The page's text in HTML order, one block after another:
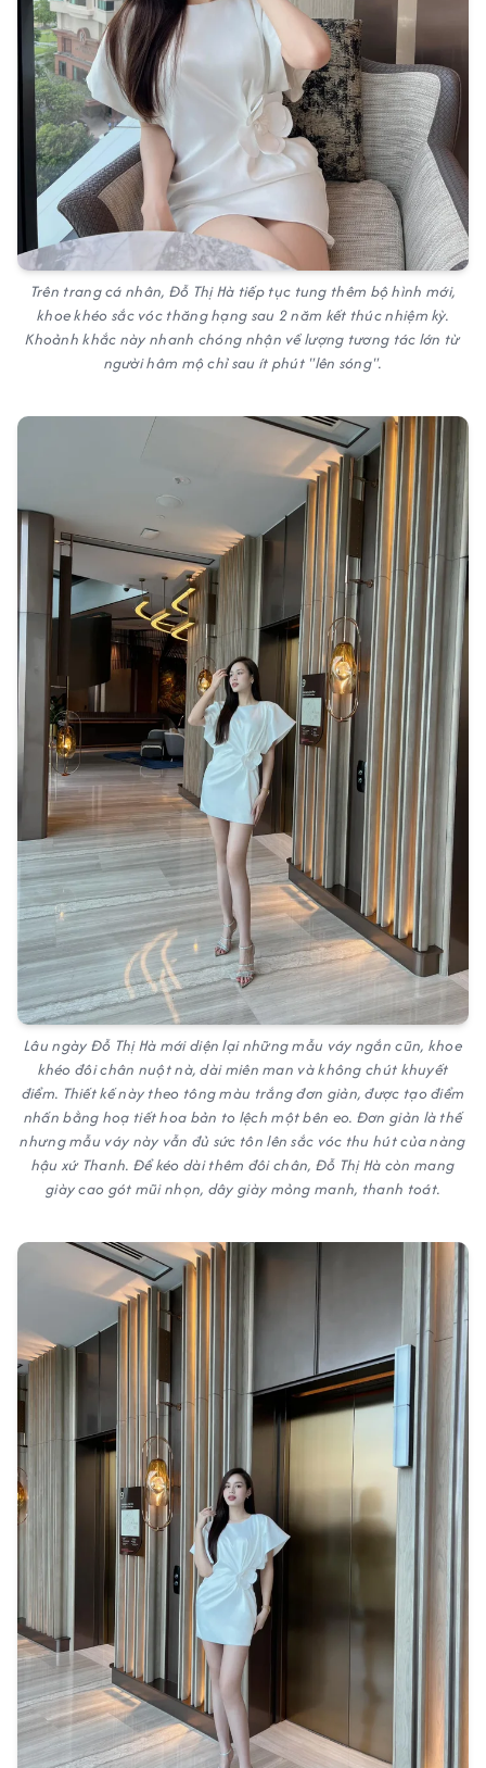
Trên trang cá nhân, Đỗ Thị Hà tiếp tục tung thêm bộ hình mới,
khoe khéo sắc vóc thăng hạng sau 2 năm kết thúc nhiệm kỳ.
Khoảnh khắc này nhanh chóng nhận về lượng tương tác lớn từ
người hâm mộ chỉ sau ít phút "lên sóng".
Lâu ngày Đỗ Thị Hà mới diện lại những mẫu váy ngắn cũn, khoe
khéo đôi chân nuột nà, dài miên man và không chút khuyết
điểm. Thiết kế này theo tông màu trắng đơn giản, được tạo điểm
nhấn bằng hoạ tiết hoa bản to lệch một bên eo. Đơn giản là thế
nhưng mẫu váy này vẫn đủ sức tôn lên sắc vóc thu hút của nàng
hậu xứ Thanh. Để kéo dài thêm đôi chân, Đỗ Thị Hà còn mang
giày cao gót mũi nhọn, dây giày mỏng manh, thanh toát.